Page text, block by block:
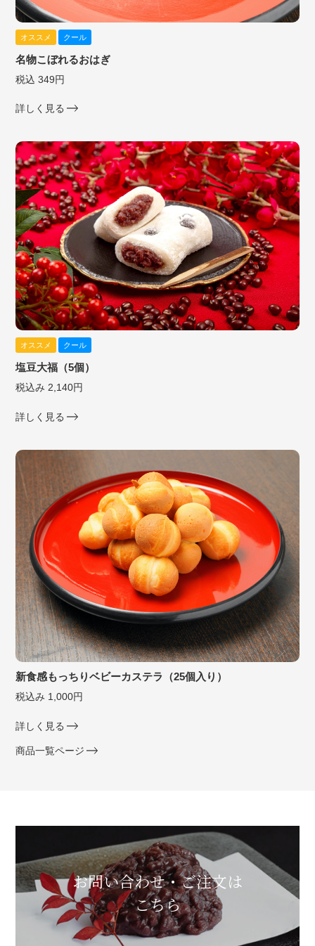
オススメ クール
名物こぼれるおはぎ
税込 349円
詳しく見る
オススメ クール
塩豆大福（5個）
税込み 2,140円
詳しく見る
新食感もっちりベビーカステラ（25個入り）
税込み 1,000円
詳しく見る
商品一覧ページ
お問い合わせ・ご注文は
こちら